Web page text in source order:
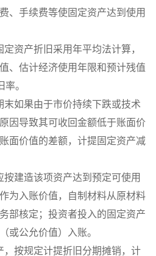
、手续费等使固定资产达到使用
资产折旧采用年平均法计算，
、估计经济使用年限和预计残值
率。
末如果由于市价持续下跌或技术
因导致其可收回金额低于账面价
面价值的差额，计提固定资产减
建造该项资产达到预定可使用
为入账价值，自制材料从原材料
部核定；投资者投入的固定资产
或公允价值）入账。
，按规定计提折旧分期摊销，计